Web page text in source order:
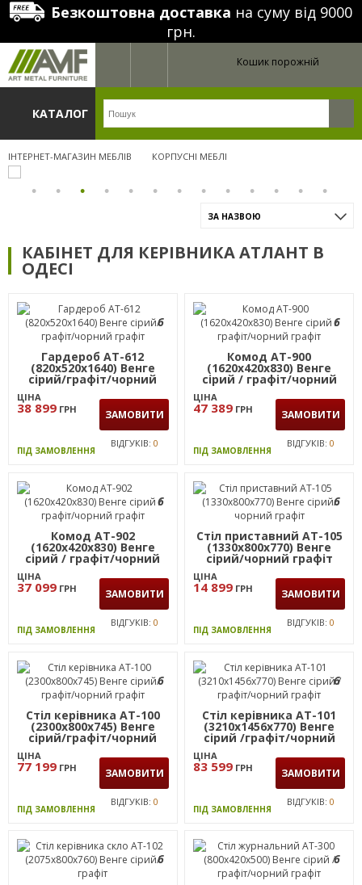
Безкоштовна доставка на суму від 9000
грн.
Кошик порожній
КАТАЛОГ
ІНТЕРНЕТ-МАГАЗИН МЕБЛІВ КОРПУСНІ МЕБЛІ
ЗА НАЗВОЮ
КАБІНЕТ ДЛЯ КЕРІВНИКА АТЛАНТ В
ОДЕСІ
6
Гардероб AT-612
(820х520х1640) Венге
сірий/графіт/чорний
графіт
ЦІНА
38 899 ГРН ЗАМОВИТИ
ПІД ЗАМОВЛЕННЯ
ВІДГУКІВ: 0
6
Комод AT-900
(1620х420х830) Венге
сірий / графіт/чорний
графіт
ЦІНА
47 389 ГРН ЗАМОВИТИ
ПІД ЗАМОВЛЕННЯ
ВІДГУКІВ: 0
6
Комод AT-902
(1620х420х830) Венге
сірий / графіт/чорний
графіт
ЦІНА
37 099 ГРН ЗАМОВИТИ
ПІД ЗАМОВЛЕННЯ
ВІДГУКІВ: 0
6
Стіл приставний AT-105
(1330х800х770) Венге
сірий/чорний графіт
ЦІНА
14 899 ГРН ЗАМОВИТИ
ПІД ЗАМОВЛЕННЯ
ВІДГУКІВ: 0
6
Стіл керівника AT-100
(2300х800х745) Венге
сірий/графіт/чорний
графіт
ЦІНА
77 199 ГРН ЗАМОВИТИ
ПІД ЗАМОВЛЕННЯ
ВІДГУКІВ: 0
6
Стіл керівника AT-101
(3210х1456х770) Венге
сірий /графіт/чорний
графіт
ЦІНА
83 599 ГРН ЗАМОВИТИ
ПІД ЗАМОВЛЕННЯ
ВІДГУКІВ: 0
6 6